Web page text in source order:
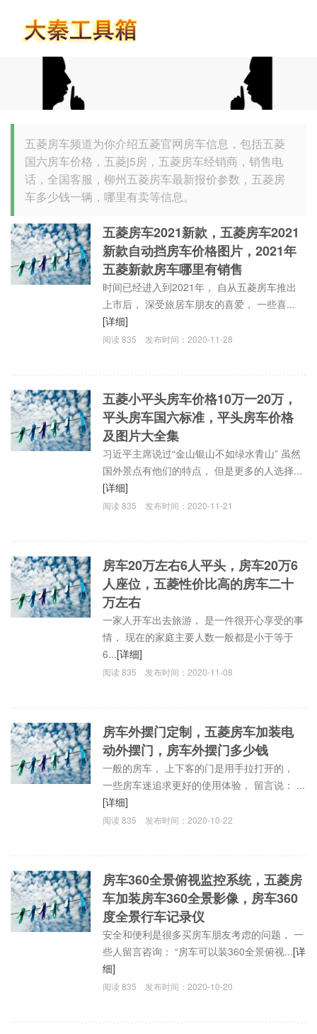
五菱房车频道为你介绍五菱官网房车信息，包括五菱
国六房车价格，五菱j5房，五菱房车经销商，销售电
话，全国客服，柳州五菱房车最新报价参数，五菱房
车多少钱一辆，哪里有卖等信息。
五菱房车2021新款，五菱房车2021
新款自动挡房车价格图片，2021年
五菱新款房车哪里有销售
时间已经进入到2021年， 自从五菱房车推出
上市后， 深受旅居车朋友的喜爱， 一些喜...
[详细]
阅读835 发布时间：2020-11-28
五菱小平头房车价格10万一20万，
平头房车国六标准，平头房车价格
及图片大全集
习近平主席说过“金山银山不如绿水青山” 虽然
国外景点有他们的特点， 但是更多的人选择...
[详细]
阅读835 发布时间：2020-11-21
房车20万左右6人平头，房车20万6
人座位，五菱性价比高的房车二十
万左右
一家人开车出去旅游， 是一件很开心享受的事
情， 现在的家庭主要人数一般都是小于等于
6...[详细]
阅读835 发布时间：2020-11-08
房车外摆门定制，五菱房车加装电
动外摆门，房车外摆门多少钱
一般的房车， 上下客的门是用手拉打开的，
一些房车迷追求更好的使用体验， 留言说： ...
[详细]
阅读835 发布时间：2020-10-22
房车360全景俯视监控系统，五菱房
车加装房车360全景影像，房车360
度全景行车记录仪
安全和便利是很多买房车朋友考虑的问题， 一
些人留言咨询： “房车可以装360全景俯视...[详
细]
阅读835 发布时间：2020-10-20